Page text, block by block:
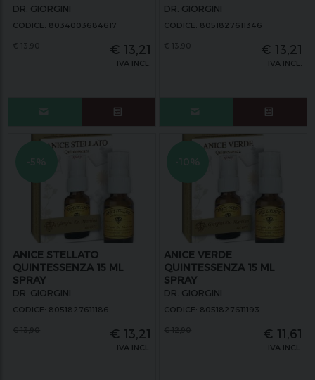
DR. GIORGINI
CODICE: 8034003684617
€ 13,21
IVA INCL.
DR. GIORGINI
CODICE: 8051827611346
€ 13,21
IVA INCL.
ANICE STELLATO
QUINTESSENZA 15 ML
SPRAY
DR. GIORGINI
CODICE: 8051827611186
€ 13,21
IVA INCL.
ANICE VERDE
QUINTESSENZA 15 ML
SPRAY
DR. GIORGINI
CODICE: 8051827611193
€ 11,61
IVA INCL.